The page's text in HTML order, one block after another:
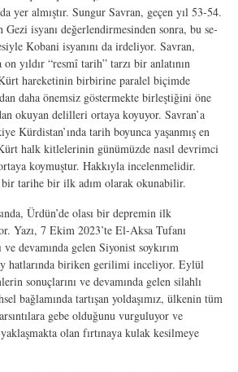
yer almıştır. Sungur Savran, geçen yıl 53-54.
Gezi isyanı değerlendirmesinden sonra, bu se­
Kobani isyanını da irdeliyor. Savran,
yıldır “resmî tarih” tarzı bir anlatının
hareketinin birbirine paralel biçimde
daha önemsiz göstermekte birleştiğini öne
okuyan delilleri ortaya ko­yuyor. Savran’a
Kürdistan’ında tarih boyunca yaşan­mış en
halk kitlelerinin günümüzde nasıl devrimci
koymuştur. Hakkıyla incelenmelidir.
bir tarihe bir ilk adım olarak okunabilir.
Ürdün’de olası bir depremin ilk
Yazı, 7 Ekim 2023’te El-Aksa Tufanı
ve deva­mında gelen Siyonist soykırım
hatlarında biriken gerili­mi inceliyor. Eylül
sonuçlarını ve devamında gelen silahlı
bağlamında tartışan yoldaşımız, ülkenin tüm
gebe olduğunu vurguluyor ve
olan fırtınaya kulak kesilmeye